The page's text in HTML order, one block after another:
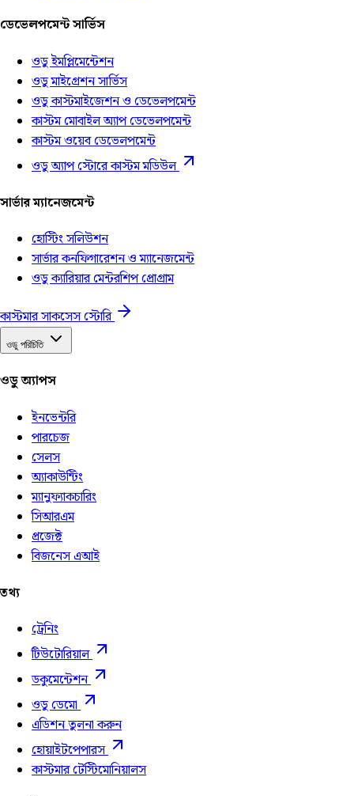
ডেভেলপমেন্ট সার্ভিস
ওডু ইমপ্লিমেন্টেশন
ওডু মাইগ্রেশন সার্ভিস
ওডু কাস্টমাইজেশন ও ডেভেলপমেন্ট
কাস্টম মোবাইল অ্যাপ ডেভেলপমেন্ট
কাস্টম ওয়েব ডেভেলপমেন্ট
ওডু অ্যাপ স্টোরে কাস্টম মডিউল
সার্ভার ম্যানেজমেন্ট
হোস্টিং সলিউশন
সার্ভার কনফিগারেশন ও ম্যানেজমেন্ট
ওডু ক্যারিয়ার মেন্টরশিপ প্রোগ্রাম
কাস্টমার সাকসেস স্টোরি
ওডু পরিচিতি
ওডু অ্যাপস
ইনভেন্টরি
পারচেজ
সেলস
অ্যাকাউন্টিং
ম্যানুফ্যাকচারিং
সিআরএম
প্রজেক্ট
বিজনেস এআই
তথ্য
ট্রেনিং
টিউটোরিয়াল
ডকুমেন্টেশন
ওডু ডেমো
এডিশন তুলনা করুন
হোয়াইটপেপারস
কাস্টমার টেস্টিমোনিয়ালস